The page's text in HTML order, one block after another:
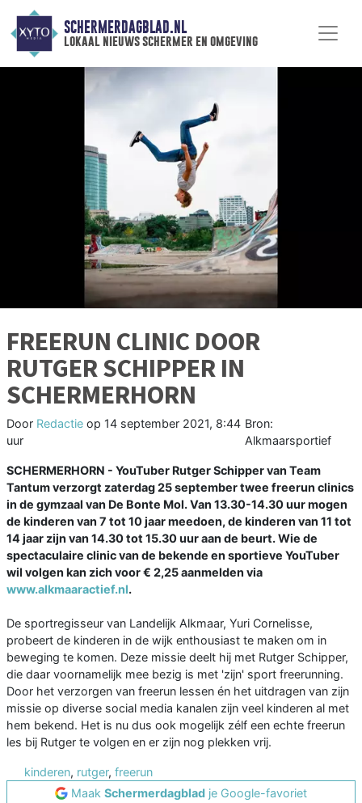
SCHERMERDAGBLAD.NL
lokaal nieuws schermer en omgeving
FREERUN CLINIC DOOR
RUTGER SCHIPPER IN
SCHERMERHORN
Door Redactie op 14 september 2021, 8:44
uur
Bron:
Alkmaarsportief
SCHERMERHORN - YouTuber Rutger Schipper van Team
Tantum verzorgt zaterdag 25 september twee freerun clinics
in de gymzaal van De Bonte Mol. Van 13.30-14.30 uur mogen
de kinderen van 7 tot 10 jaar meedoen, de kinderen van 11 tot
14 jaar zijn van 14.30 tot 15.30 uur aan de beurt. Wie de
spectaculaire clinic van de bekende en sportieve YouTuber
wil volgen kan zich voor € 2,25 aanmelden via
www.alkmaaractief.nl.
De sportregisseur van Landelijk Alkmaar, Yuri Cornelisse,
probeert de kinderen in de wijk enthousiast te maken om in
beweging te komen. Deze missie deelt hij met Rutger Schipper,
die daar voornamelijk mee bezig is met 'zijn' sport freerunning.
Door het verzorgen van freerun lessen én het uitdragen van zijn
missie op diverse social media kanalen zijn veel kinderen al met
hem bekend. Het is nu dus ook mogelijk zélf een echte freerun
les bij Rutger te volgen en er zijn nog plekken vrij.
kinderen, rutger, freerun
Maak Schermerdagblad je Google-favoriet